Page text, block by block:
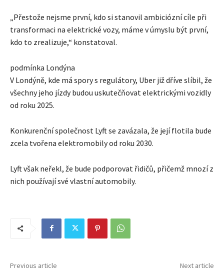
„Přestože nejsme první, kdo si stanovil ambiciózní cíle při
transformaci na elektrické vozy, máme v úmyslu být první,
kdo to zrealizuje,“ konstatoval.
podmínka Londýna
V Londýně, kde má spory s regulátory, Uber již dříve slíbil, že
všechny jeho jízdy budou uskutečňovat elektrickými vozidly
od roku 2025.
Konkurenční společnost Lyft se zavázala, že její flotila bude
zcela tvořena elektromobily od roku 2030.
Lyft však neřekl, že bude podporovat řidičů, přičemž mnozí z
nich používají své vlastní automobily.
Previous article Next article